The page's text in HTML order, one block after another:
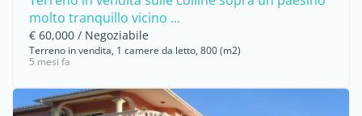
molto tranquillo vicino ...
€ 60,000 / Negoziabile
Terreno in vendita, 1 camere da letto, 800 (m2)
5 mesi fa